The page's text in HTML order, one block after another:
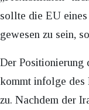
sollte die EU eines
gewesen zu sein,
Der Positionierung
kommt infolge des
zu. Nachdem der